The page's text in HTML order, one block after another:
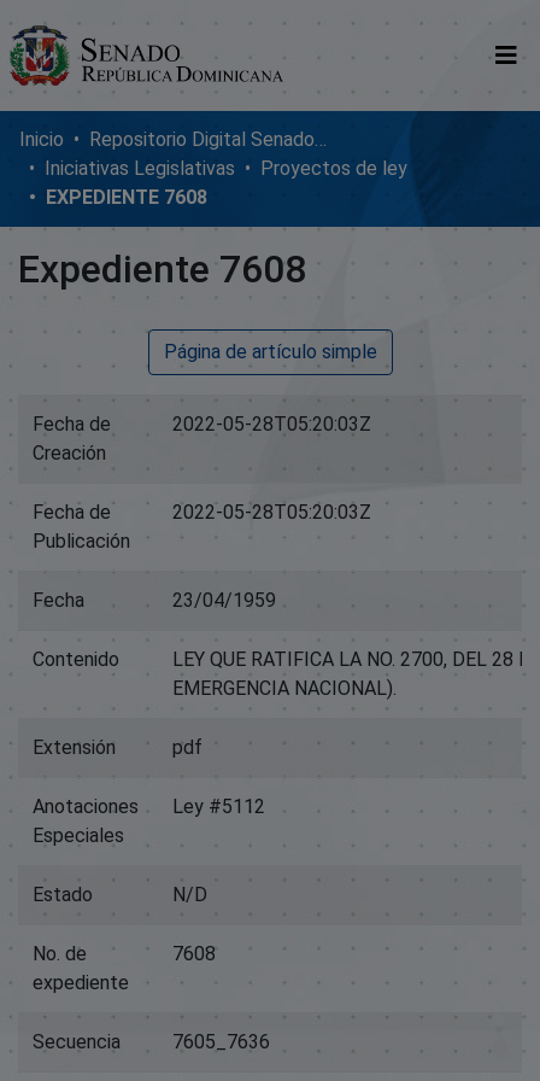
Comunidades
Glosario
Nosotros
Inicio
Repositorio Digital SenadoRD
Iniciativas Legislativas
Proyectos de ley
EXPEDIENTE 7608
Expediente 7608
Página de artículo simple
Fecha de
Creación
2022-05-28T05:20:03Z
Fecha de
Publicación
2022-05-28T05:20:03Z
Fecha 23/04/1959
Contenido
LEY QUE RATIFICA LA NO. 2700, DEL 28
EMERGENCIA NACIONAL).
Extensión pdf
Anotaciones
Especiales
Ley #5112
Estado N/D
No. de
expediente
7608
Secuencia 7605_7636